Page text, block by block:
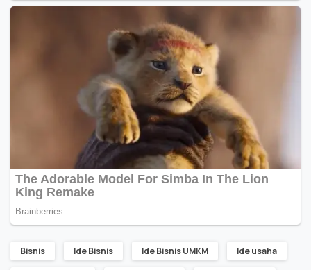
Bisnis Ide Bisnis Ide Bisnis UMKM Ide usaha